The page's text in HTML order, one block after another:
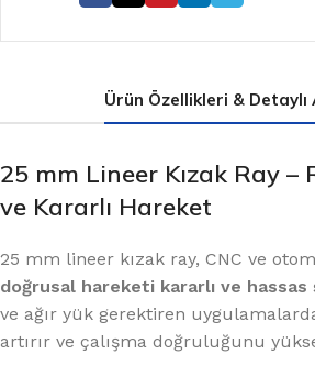
Ürün Özellikleri & Detaylı
25 mm Lineer Kızak Ray –
ve Kararlı Hareket
25 mm lineer kızak ray, CNC ve
doğrusal hareketi kararlı ve
ve ağır yük gerektiren
artırır ve çalışma doğruluğunu